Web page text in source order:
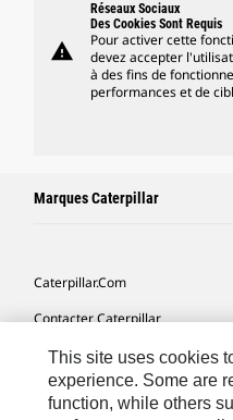
warning
Réseaux Sociaux
Des Cookies Sont Requis
Pour activer cette
devez accepter
à des fins de
performances et de
Marques Caterpillar
Caterpillar.com
Contacter Caterpillar
Mes Préférences Marketing
Plan Du Site
This site uses cookies
experience. Some are
function, while others